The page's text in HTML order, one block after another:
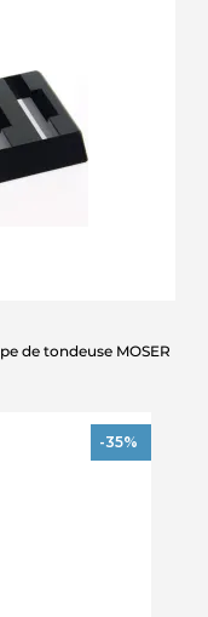
de tondeuse MOSER
-35%